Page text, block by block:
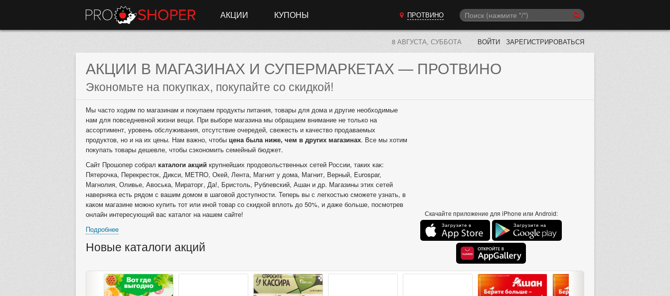
АКЦИИ КУПОНЫ ПРОТВИНО
8 АВГУСТА, СУББОТА ВОЙТИ ЗАРЕГИСТРИРОВАТЬСЯ
АКЦИИ В МАГАЗИНАХ И СУПЕРМАРКЕТАХ — ПРОТВИНО
Экономьте на покупках, покупайте со скидкой!
Скачайте приложение для iPhone или Android:
Мы часто ходим по магазинам и покупаем продукты питания, товары для дома и другие необходимые
нам для повседневной жизни вещи. При выборе магазина мы обращаем внимание не только на
ассортимент, уровень обслуживания, отсутствие очередей, свежесть и качество продаваемых
продуктов, но и на их цены. Нам важно, чтобы цена была ниже, чем в других магазинах. Все мы хотим
покупать товары дешевле, чтобы сэкономить семейный бюджет.
Сайт Прошопер собрал каталоги акций крупнейших продовольственных сетей России, таких как:
Пятерочка, Перекресток, Дикси, METRO, Окей, Лента, Магнит у дома, Магнит, Верный, Eurospar,
Магнолия, Оливье, Авоська, Мираторг, Да!, Бристоль, Рублевский, Ашан и др. Магазины этих сетей
наверняка есть рядом с вашим домом в шаговой доступности. Теперь вы с легкостью сможете узнать, в
каком магазине можно купить тот или иной товар со скидкой вплоть до 50%, и даже больше, посмотрев
онлайн интересующий вас каталог на нашем сайте!
Подробнее
Новые каталоги акций